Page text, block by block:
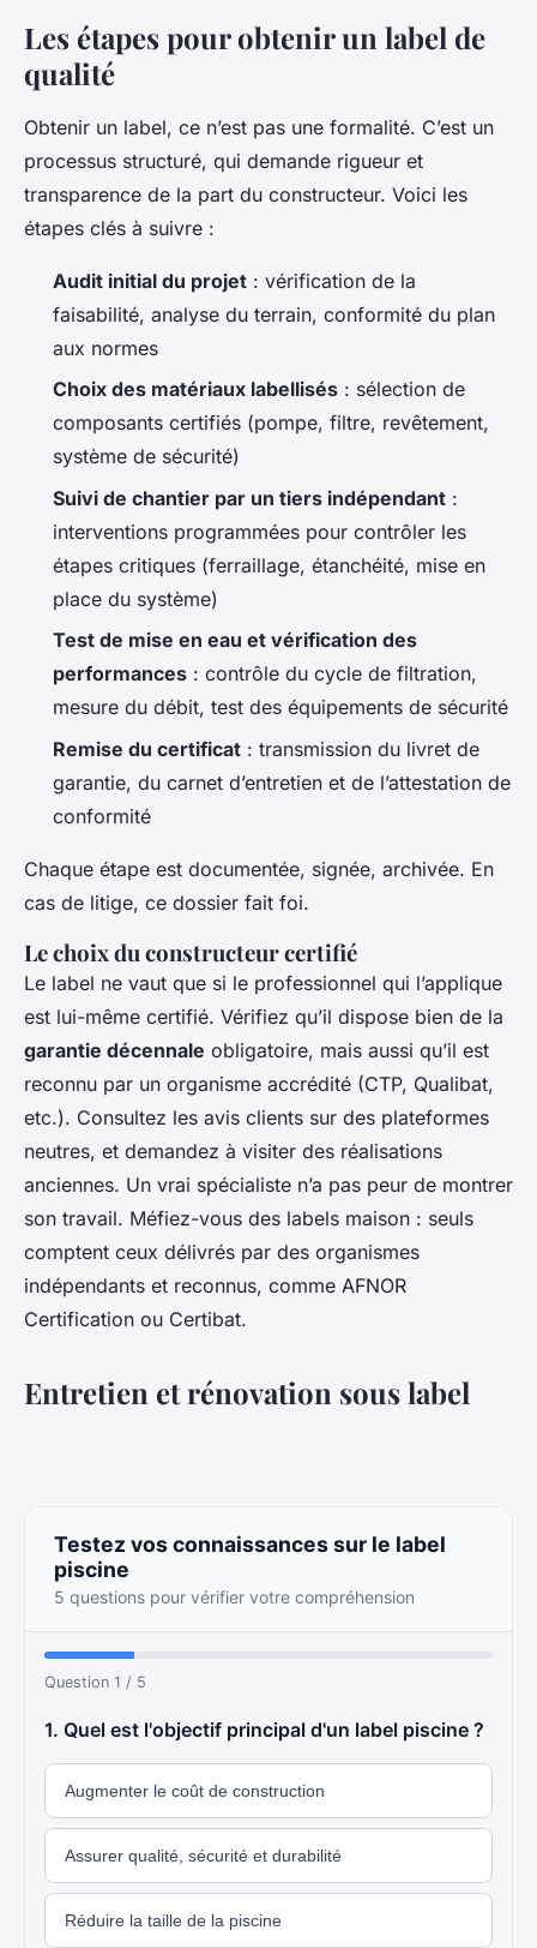
Les étapes pour obtenir un label de
qualité
Obtenir un label, ce n’est pas une formalité. C’est un
processus structuré, qui demande rigueur et
transparence de la part du constructeur. Voici les
étapes clés à suivre :
Audit initial du projet : vérification de la
faisabilité, analyse du terrain, conformité du plan
aux normes
Choix des matériaux labellisés : sélection de
composants certifiés (pompe, filtre, revêtement,
système de sécurité)
Suivi de chantier par un tiers indépendant :
interventions programmées pour contrôler les
étapes critiques (ferraillage, étanchéité, mise en
place du système)
Test de mise en eau et vérification des
performances : contrôle du cycle de filtration,
mesure du débit, test des équipements de sécurité
Remise du certificat : transmission du livret de
garantie, du carnet d’entretien et de l’attestation de
conformité
Chaque étape est documentée, signée, archivée. En
cas de litige, ce dossier fait foi.
Le choix du constructeur certifié
Le label ne vaut que si le professionnel qui l’applique
est lui-même certifié. Vérifiez qu’il dispose bien de la
garantie décennale obligatoire, mais aussi qu’il est
reconnu par un organisme accrédité (CTP, Qualibat,
etc.). Consultez les avis clients sur des plateformes
neutres, et demandez à visiter des réalisations
anciennes. Un vrai spécialiste n’a pas peur de montrer
son travail. Méfiez-vous des labels maison : seuls
comptent ceux délivrés par des organismes
indépendants et reconnus, comme AFNOR
Certification ou Certibat.
Entretien et rénovation sous label